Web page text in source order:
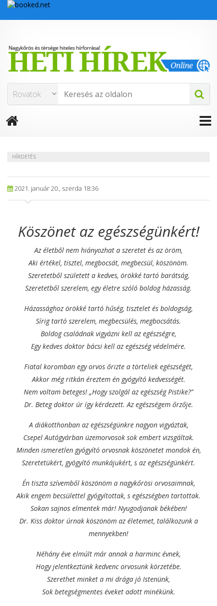
HÍRDETÉS
2021. január 20., szerda 18:36
Köszönet az egészségünkért!
Az életből nem hiányozhat a szeretet és az öröm,
Aki értékel, tisztel, megbocsát, megbecsül, köszönöm.
Szeretetből született a kedves, örökké tartó barátság,
Szeretetből szerelem, egy életre szóló boldog házasság.
Házassághoz örökké tartó hűség, tisztelet és boldogság,
Sírig tartó szerelem, megbecsülés, megbocsátás.
Boldog családnak vigyázni kell az egészségre,
Egy kedves doktor bácsi kell az egészség védelmére.
Fiatal koromban egy orvos őrizte a törteliek egészségét,
Akkor még ritkán éreztem én gyógyító kedvességét.
Nem voltam beteges! „Hogy szolgál az egészség Pistike?”
Dr. Beteg doktor úr így kérdezett. Az egészségem őrzője.
A diákotthonban az egészségünkre nagyon vigyáztak,
Csepel Autógyárban üzemorvosok sok embert vizsgáltak.
Minden ismeretlen gyógyító orvosnak köszönetet mondok én,
Szeretetükért, gyógyító munkájukért, s az egészségünkért.
Én tiszta szívemből köszönöm a nagykőrösi orvosaimnak,
Akik engem becsülettel gyógyítottak, s egészségben tartottak.
Sokan sajnos elmentek már! Nyugodjanak békében!
Dr. Kiss doktor úrnak köszönöm az életemet, találkozunk a
mennyekben!
Néhány éve elmúlt már annak a harminc évnek,
Hogy jelentkeztünk kedvenc orvosunk körzetébe.
Szerethet minket a mi drága jó Istenünk,
Sok betegségmentes éveket adott minékünk.